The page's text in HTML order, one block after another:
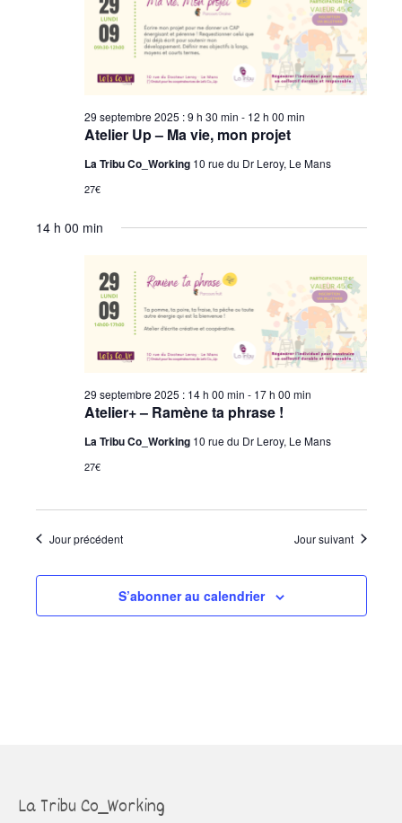
Les Événements
septembre
2025
Atelier Up – Ma vie, mon projet
29 septembre 2025 : 9 h 30 min - 12 h 00 min
La Tribu Co_Working 10 rue du Dr Leroy, Le Mans
27€
14 h 00 min
Atelier+ – Ramène ta phrase !
29 septembre 2025 : 14 h 00 min - 17 h 00 min
La Tribu Co_Working 10 rue du Dr Leroy, Le Mans
27€
Jour précédent Jour suivant
S’abonner au calendrier
La Tribu Co_Working